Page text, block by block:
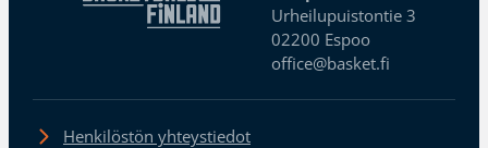
Urheilupuistontie 3
02200 Espoo
office@basket.fi
Henkilöstön yhteystiedot